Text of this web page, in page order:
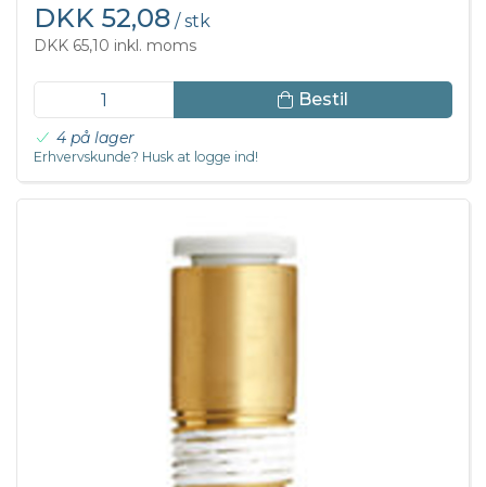
DKK 52,08 / stk
DKK 65,10 inkl. moms
Bestil
4 på lager
Erhvervskunde? Husk at logge ind!